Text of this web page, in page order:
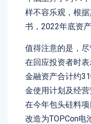
样不容乐观，根
书，2022年底资
值得注意的是，
在回应投资者时
金融资产合计约
金使用计划及经
在今年包头硅料
改造为TOPCon电